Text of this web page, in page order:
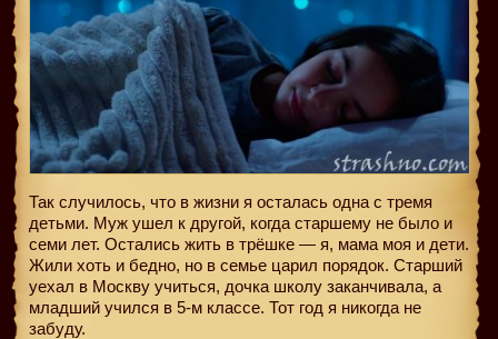
Так случилось, что в жизни я осталась одна с тремя
детьми. Муж ушел к другой, когда старшему не было и
семи лет. Остались жить в трёшке — я, мама моя и дети.
Жили хоть и бедно, но в семье царил порядок. Старший
уехал в Москву учиться, дочка школу заканчивала, а
младший учился в 5-м классе. Тот год я никогда не
забуду.